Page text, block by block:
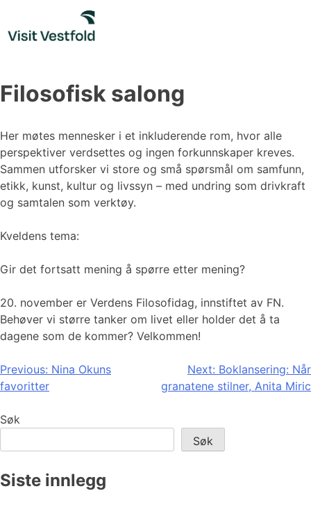
content
Filosofisk salong
Her møtes mennesker i et inkluderende rom, hvor alle
perspektiver verdsettes og ingen forkunnskaper kreves.
Sammen utforsker vi store og små spørsmål om samfunn,
etikk, kunst, kultur og livssyn – med undring som drivkraft
og samtalen som verktøy.
Kveldens tema:
Gir det fortsatt mening å spørre etter mening?
20. november er Verdens Filosofidag, innstiftet av FN.
Behøver vi større tanker om livet eller holder det å ta
dagene som de kommer? Velkommen!
Innleggsnavigasjon
Previous: Nina Okuns
favoritter
Next: Boklansering: Når
granatene stilner, Anita Miric
Søk
Søk
Siste innlegg